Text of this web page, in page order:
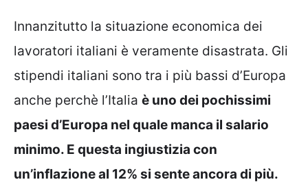
Innanzitutto la situazione economica dei
lavoratori italiani è veramente disastrata. Gli
stipendi italiani sono tra i più bassi d’Europa
anche perchè l’Italia è uno dei pochissimi
paesi d’Europa nel quale manca il salario
minimo. E questa ingiustizia con
un’inflazione al 12% si sente ancora di più.